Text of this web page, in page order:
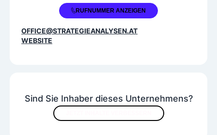
Sind Sie Inhaber dieses Unternehmens?
+43 1 9744330RUFNUMMER ANZEIGEN
OFFICE@STRATEGIEANALYSEN.AT
WEBSITE